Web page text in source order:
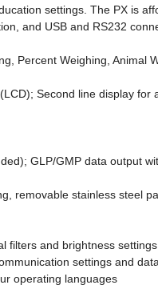
settings. The PX is
and USB and RS232
Percent Weighing, Animal
Second line display
GLP/GMP data output
removable stainless steel
filters and brightness
settings and
operating languages